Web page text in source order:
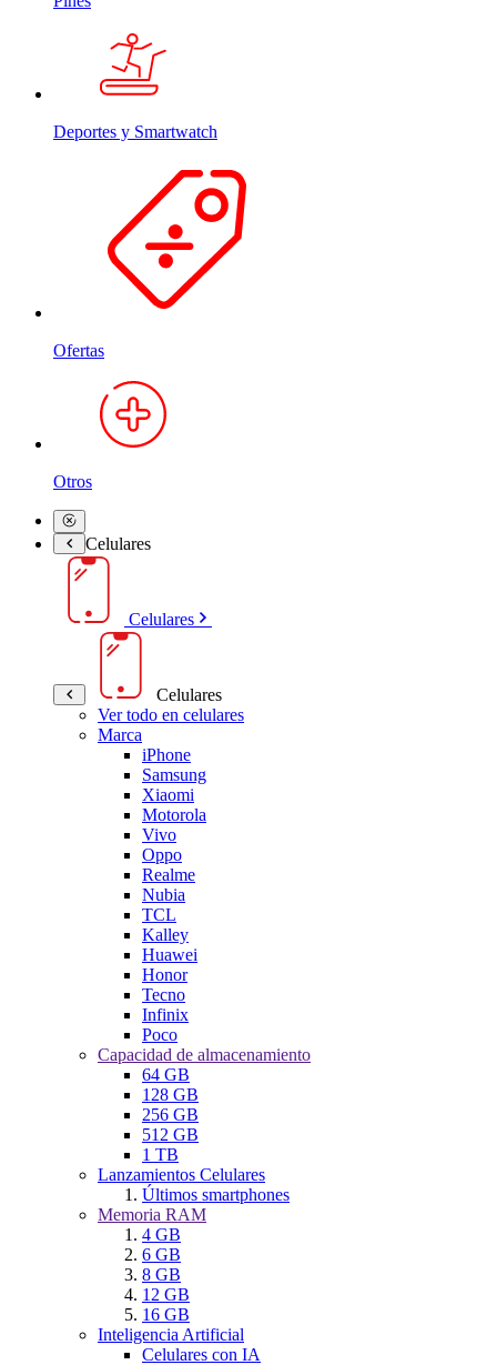
Deportes y Smartwatch
Ofertas
Otros
Celulares
Celulares
Celulares
Ver todo en celulares
Marca
iPhone
Samsung
Xiaomi
Motorola
Vivo
Oppo
Realme
Nubia
TCL
Kalley
Huawei
Honor
Tecno
Infinix
Poco
Capacidad de almacenamiento
64 GB
128 GB
256 GB
512 GB
1 TB
Lanzamientos Celulares
Últimos smartphones
Memoria RAM
4 GB
6 GB
8 GB
12 GB
16 GB
Inteligencia Artificial
Celulares con IA